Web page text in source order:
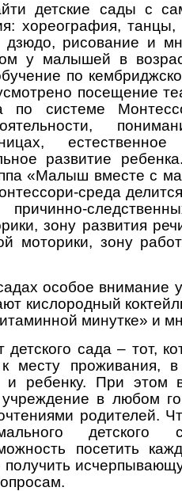
детские сады с
хореография,
дзюдо, рисование и
у малышей в
по
посещение
по системе
естественное
развитие
«Малыш вместе с
среда
зону развития
моторики, зону
особое внимание
кислородный
минутке» и
сада – тот,
к месту проживания,
ребенку. При этом
в любом
родителей.
детского
посетить
получить